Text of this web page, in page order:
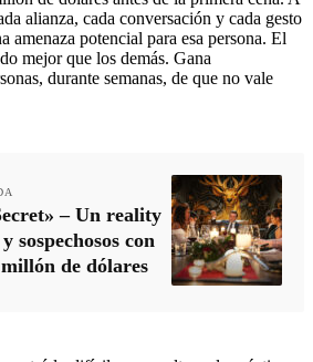
alianza, cada conversación y cada gesto
amenaza potencial para esa persona. El
mejor que los demás. Gana
durante semanas, de que no vale
– Un reality
sospechosos con
de dólares